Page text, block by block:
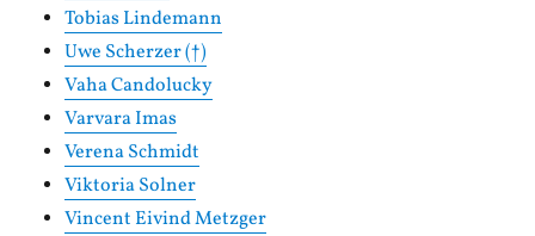
Tobias Lindemann
Uwe Scherzer (†)
Vaha Candolucky
Varvara Imas
Verena Schmidt
Viktoria Solner
Vincent Eivind Metzger